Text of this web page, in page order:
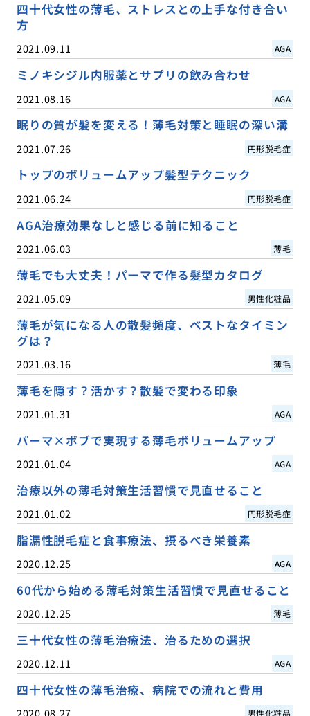
四十代女性の薄毛、ストレスとの上手な付き合い
方
2021.09.11 AGA
ミノキシジル内服薬とサプリの飲み合わせ
2021.08.16 AGA
眠りの質が髪を変える！薄毛対策と睡眠の深い溝
2021.07.26 円形脱毛症
トップのボリュームアップ髪型テクニック
2021.06.24 円形脱毛症
AGA治療効果なしと感じる前に知ること
2021.06.03 薄毛
薄毛でも大丈夫！パーマで作る髪型カタログ
2021.05.09 男性化粧品
薄毛が気になる人の散髪頻度、ベストなタイミン
グは？
2021.03.16 薄毛
薄毛を隠す？活かす？散髪で変わる印象
2021.01.31 AGA
パーマ×ボブで実現する薄毛ボリュームアップ
2021.01.04 AGA
治療以外の薄毛対策生活習慣で見直せること
2021.01.02 円形脱毛症
脂漏性脱毛症と食事療法、摂るべき栄養素
2020.12.25 AGA
60代から始める薄毛対策生活習慣で見直せること
2020.12.25 薄毛
三十代女性の薄毛治療法、治るための選択
2020.12.11 AGA
四十代女性の薄毛治療、病院での流れと費用
2020.08.27 男性化粧品